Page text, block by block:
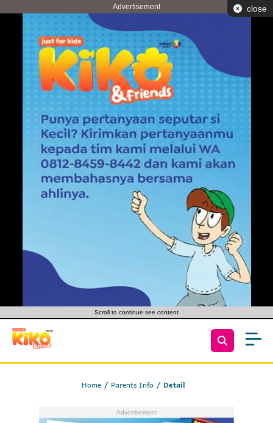
Advertisement close
Scroll to continue see content
Home Parents Info Detail